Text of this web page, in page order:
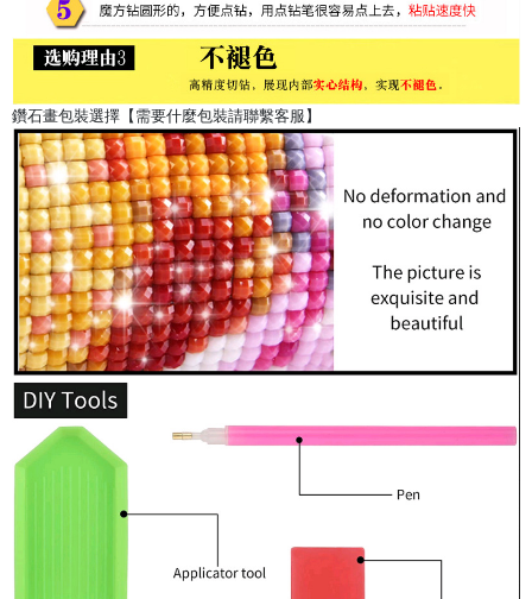
鑽石畫包裝選擇【需要什麼包裝請聯繫客服】